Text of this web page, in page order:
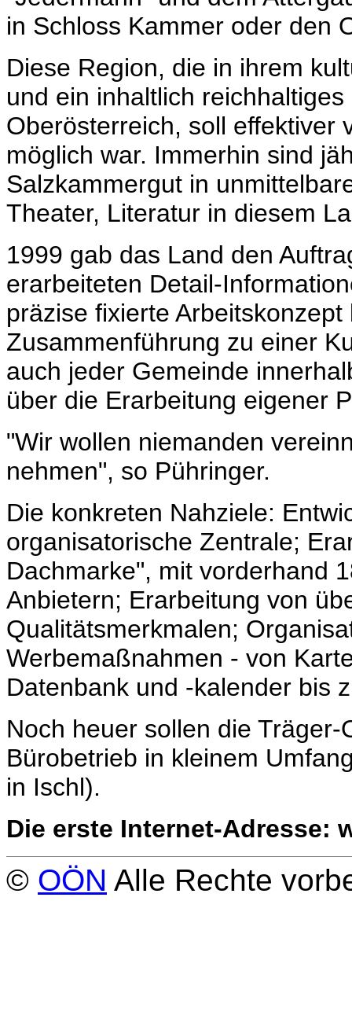
in Schloss Kammer oder den
Diese Region, die in ihrem
und ein inhaltlich
Oberösterreich, soll effektiver
möglich war. Immerhin sind
Salzkammergut in
Theater, Literatur in diesem
1999 gab das Land den
erarbeiteten Detail-
präzise fixierte
Zusammenführung zu einer
auch jeder Gemeinde
über die Erarbeitung eigener
"Wir wollen niemanden
nehmen", so Pühringer.
Die konkreten Nahziele:
organisatorische Zentrale;
Dachmarke", mit vorderhand
Anbietern; Erarbeitung von
Qualitätsmerkmalen;
Werbemaßnahmen - von
Datenbank und -kalender bis
Noch heuer sollen die
Bürobetrieb in kleinem
in Ischl).
Die erste Internet-Adresse:
© OÖN Alle Rechte